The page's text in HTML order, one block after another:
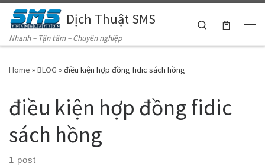
Skip to contentDịch Thuật SMS
Nhanh – Tận tâm – Chuyên nghiệp
Search
Home »BLOG »điều kiện hợp đồng fidic sách hồng
điều kiện hợp đồng fidic
sách hồng
1 post